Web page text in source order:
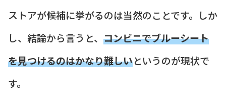
ストアが候補に挙がるのは当然のことです。しか
し、結論から言うと、 コンビニでブルーシート
を見つけるのはかなり難しいというのが現状で
す。